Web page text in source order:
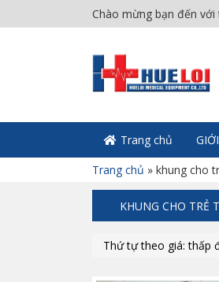
Chào mừng bạn đến
Trang chủ
Trang chủ » khung cho
KHUNG CHO TRẺ